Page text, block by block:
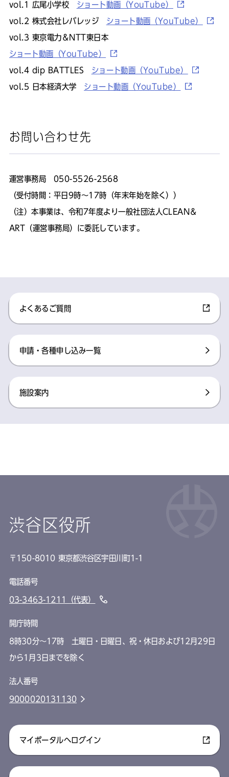
vol.1 広尾小学校 ショート動画（YouTube）
vol.2 株式会社レバレッジ ショート動画（YouTube）
vol.3 東京電力＆NTT東日本
ショート動画（YouTube）
vol.4 dip BATTLES ショート動画（YouTube）
vol.5 日本経済大学 ショート動画（YouTube）
お問い合わせ先
運営事務局 050-5526-2568
（受付時間：平日9時～17時（年末年始を除く））
（注）本事業は、令和7年度より一般社団法人CLEAN＆
ART（運営事務局）に委託しています。
よくあるご質問
申請・各種申し込み一覧
施設案内
渋谷区役所
〒150-8010 東京都渋谷区宇田川町1-1
電話番号
03-3463-1211（代表）
開庁時間
8時30分～17時 土曜日・日曜日、祝・休日および12月29日
から1月3日までを除く
法人番号
9000020131130
マイポータルへログイン